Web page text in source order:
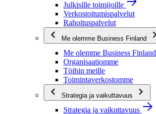
Julkisille toimijoille
Verkostoitumispalvelut
Rahoituspalvelut
Me olemme Business Finland
Me olemme Business Finland
Organisaatiomme
Töihin meille
Toimintaverkostomme
Strategia ja vaikuttavuus
Strategia ja vaikuttavuus